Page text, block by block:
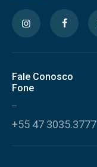
Fale Conosco
Fone
+55 47 3035.3777